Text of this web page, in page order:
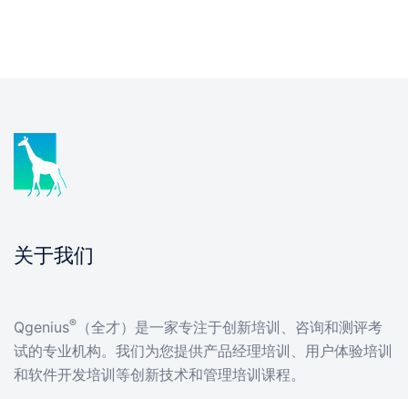
关于我们
Qgenius®
（全才）是一家专注于创新培训、咨询和测评考
试的专业机构。我们为您提供产品经理培训、用户体验培训
和软件开发培训等创新技术和管理培训课程。